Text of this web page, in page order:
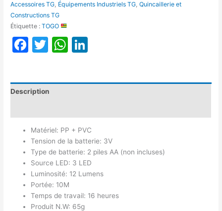
Accessoires TG, Équipements Industriels TG,Quincaillerie et
Constructions TG
Étiquette :TOGO
Facebook
TwitterWhatsApp
Description
Matériel: PP + PVC
Tension de la batterie: 3V
Type de batterie: 2 piles AA (non incluses)
Source LED: 3 LED
Luminosité: 12 Lumens
Portée: 10M
Temps de travail: 16 heures
Produit N.W: 65g